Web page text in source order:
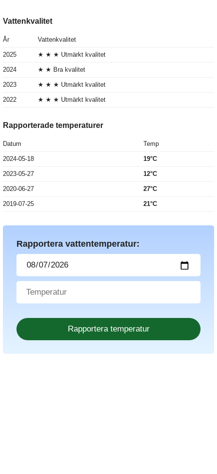
Vattenkvalitet
År Vattenkvalitet
2025 ★ ★ ★ Utmärkt kvalitet
2024 ★ ★ Bra kvalitet
2023 ★ ★ ★ Utmärkt kvalitet
2022 ★ ★ ★ Utmärkt kvalitet
Rapporterade temperaturer
Datum Temp
2024-05-18 19°C
2023-05-27 12°C
2020-06-27 27°C
2019-07-25 21°C
Rapportera vattentemperatur: